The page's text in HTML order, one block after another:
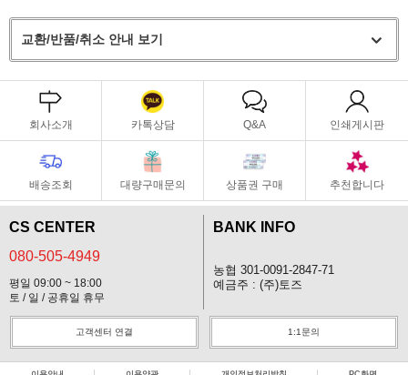
교환/반품/취소 안내 보기
회사소개 카톡상담 Q&A 인쇄게시판
배송조회 대량구매문의 상품권 구매 추천합니다
CS CENTER
080-505-4949
평일 09:00 ~ 18:00
토 / 일 / 공휴일 휴무
BANK INFO
농협 301-0091-2847-71
예금주 : (주)토즈
고객센터 연결 1:1문의